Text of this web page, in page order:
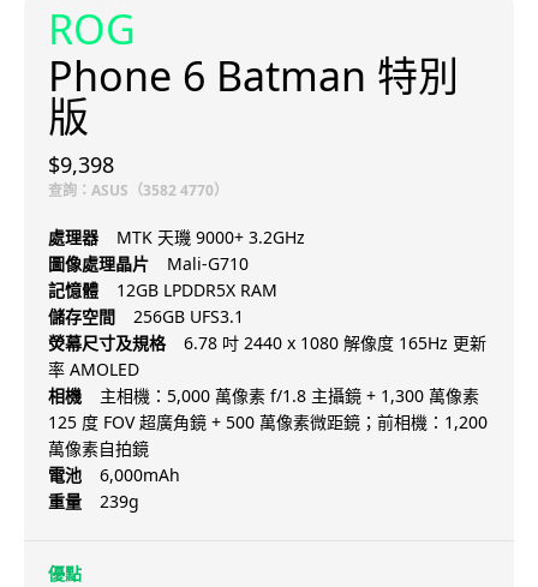
ROG
Phone 6 Batman 特別
版
$9,398
查詢：ASUS（3582 4770）
處理器
MTK 天璣 9000+ 3.2GHz
圖像處理晶片
Mali-G710
記憶體
12GB LPDDR5X RAM
儲存空間
256GB UFS3.1
熒幕尺寸及規格
6.78 吋 2440 x 1080 解像度 165Hz 更新
率 AMOLED
相機
主相機：5,000 萬像素 f/1.8 主攝鏡 + 1,300 萬像素
125 度 FOV 超廣角鏡 + 500 萬像素微距鏡；前相機：1,200
萬像素自拍鏡
電池
6,000mAh
重量
239g
優點